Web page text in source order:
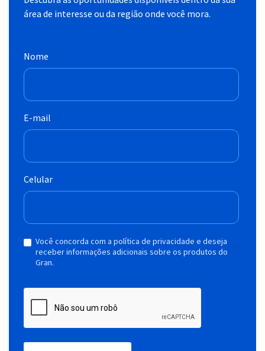
área de interesse ou da região onde você mora.
Nome
E-mail
Celular
Você concorda com a política de privacidade e deseja
receber informações adicionais sobre os produtos do
Gran.